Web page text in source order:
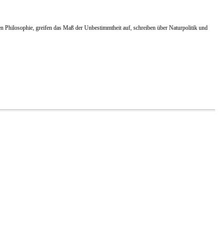
Philosophie, greifen das Maß der Unbestimmtheit auf, schreiben über Naturpolitik und